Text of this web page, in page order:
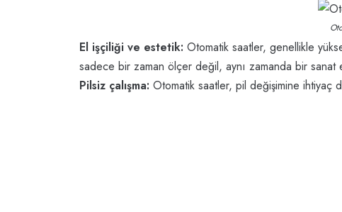
El işçiliği ve estetik: Otomatik saatler, genellikle
sadece bir zaman ölçer değil, aynı zamanda bir sanat
Pilsiz çalışma: Otomatik saatler, pil değişimine ihtiyaç